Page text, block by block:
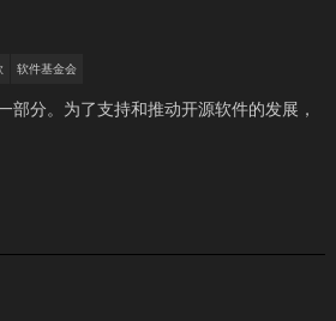
软件基金会
分。为了支持和推动开源软件的发展，